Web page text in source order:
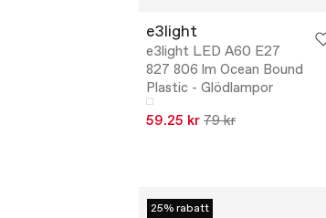
e3light
e3light LED A60 E27
827 806 lm Ocean Bound
Plastic - Glödlampor
59.25 kr 79 kr
25% rabatt